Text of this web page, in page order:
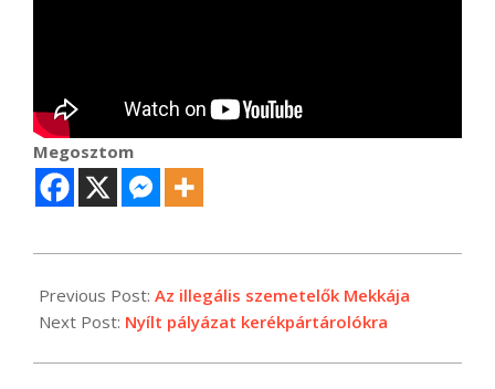
Megosztom
02-
10
Previous Post: Az illegális szemetelők Mekkája
Next Post: Nyílt pályázat kerékpártárolókra